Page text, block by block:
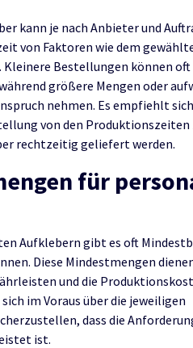
kann je nach Anbieter und
von Faktoren wie dem
Kleinere Bestellungen können
größere Mengen oder
nehmen. Es empfiehlt
von den
rechtzeitig geliefert werden.
für
Aufklebern gibt es oft
Diese Mindestmengen
und die
im Voraus über die jeweiligen
dass die
ist.